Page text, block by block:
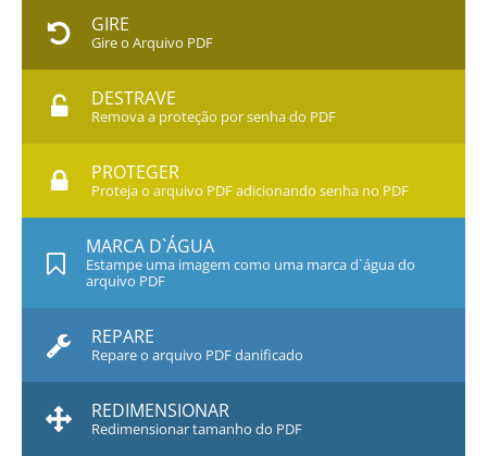
GIRE
Gire o Arquivo PDF
DESTRAVE
Remova a proteção por senha do PDF
PROTEGER
Proteja o arquivo PDF adicionando senha no PDF
MARCA D`ÁGUA
Estampe uma imagem como uma marca d`água do
arquivo PDF
REPARE
Repare o arquivo PDF danificado
REDIMENSIONAR
Redimensionar tamanho do PDF